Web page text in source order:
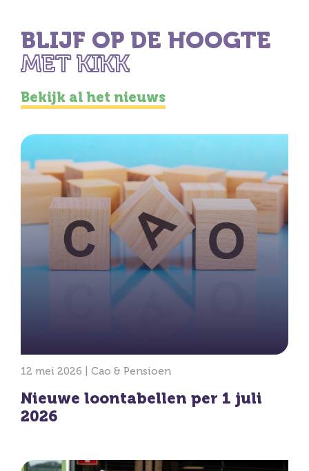
BLIJF OP DE HOOGTE
MET KIKK
Bekijk al het nieuws
12 mei 2026 | Cao & Pensioen
Nieuwe loontabellen per 1 juli
2026